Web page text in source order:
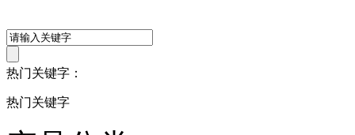
热门关键字：
热门关键字